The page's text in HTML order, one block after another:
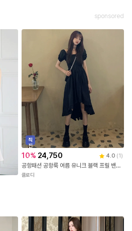
해진 스퀘어 넥 미니 원피스
도는 트위드 조직감으로,
고급스러운 무드 강조
라인 프린지 마감 포인트
테일로 클래식한 무드 연출
게 떨어지는 실루엣으로,
돈해주며 단정한 핏 연출
장되어 안정적인 어깨라인 연출
노출 부담 없이 착용 가능하며,
피부에 자극 없는 착용감 선사
FITTING TIP
/ S(44-55)사이즈착용 /레귤러핏
단의 size표를 꼭! 참고해주세요
sponsored
직
진
배
송
10% 24,750 4.0 (1 )
공항패션 공항룩 여름 유니크 블랙 프릴 밴딩 레트로 언발 원피스
클로디